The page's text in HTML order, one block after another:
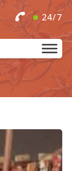
24/7